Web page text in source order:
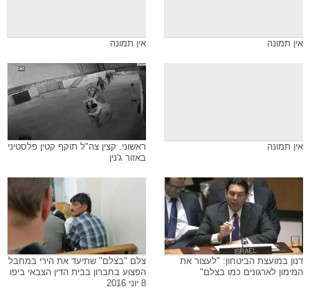
אין תמונה אין תמונה
אין תמונה
ראשוני. קצין צה"ל תוקף קטין פלסטיני
באזור ג'נין
דנון במועצת הביטחון: "לעצור את
המימון לארגונים כמו בצלם"
צלם "בצלם" שתיעד את הירי במחבל
הפצוע בחברון בבית הדין הצבאי ביפו
8 יוני 2016